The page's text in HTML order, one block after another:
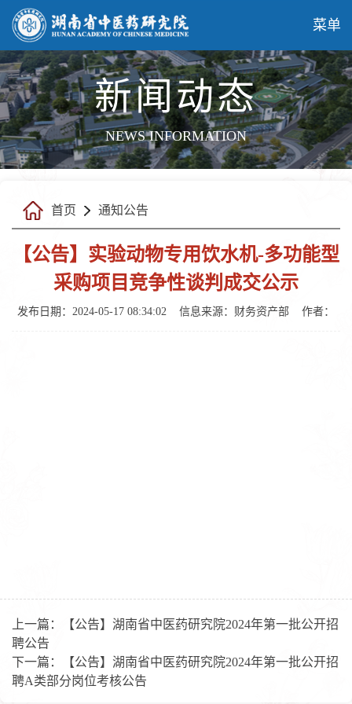
菜单
新闻动态
NEWS INFORMATION
首页 通知公告
【公告】实验动物专用饮水机-多功能型
采购项目竞争性谈判成交公示
发布日期：2024-05-17 08:34:02 信息来源：财务资产部 作者：
上一篇：
【公告】湖南省中医药研究院2024年第一批公开招
聘公告
下一篇：
【公告】湖南省中医药研究院2024年第一批公开招
聘A类部分岗位考核公告